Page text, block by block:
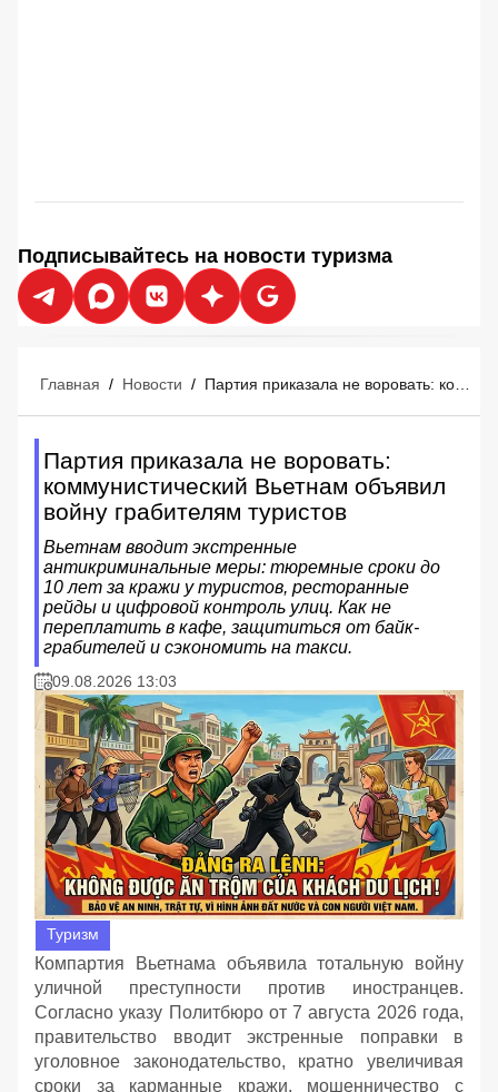
Подписывайтесь на новости туризма
Главная / Новости /
Партия приказала не воровать:
коммунистический Вьетнам объявил
войну грабителям туристов
Вьетнам вводит экстренные
антикриминальные меры: тюремные сроки до
10 лет за кражи у туристов, ресторанные
рейды и цифровой контроль улиц. Как не
переплатить в кафе, защититься от байк-
грабителей и сэкономить на такси.
09.08.2026 13:03
Туризм
Компартия Вьетнама объявила тотальную войну
уличной преступности против иностранцев.
Согласно указу Политбюро от 7 августа 2026 года,
правительство вводит экстренные поправки в
уголовное законодательство, кратно увеличивая
сроки за карманные кражи, мошенничество с